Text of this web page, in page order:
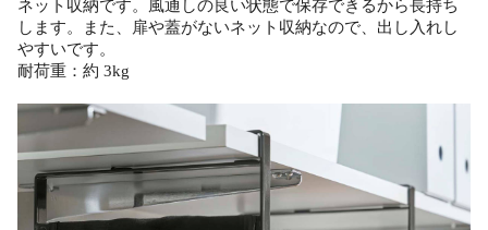
ネット収納です。風通しの良い状態で保存できるから長持ち
します。また、扉や蓋がないネット収納なので、出し入れし
やすいです。
耐荷重：約 3kg